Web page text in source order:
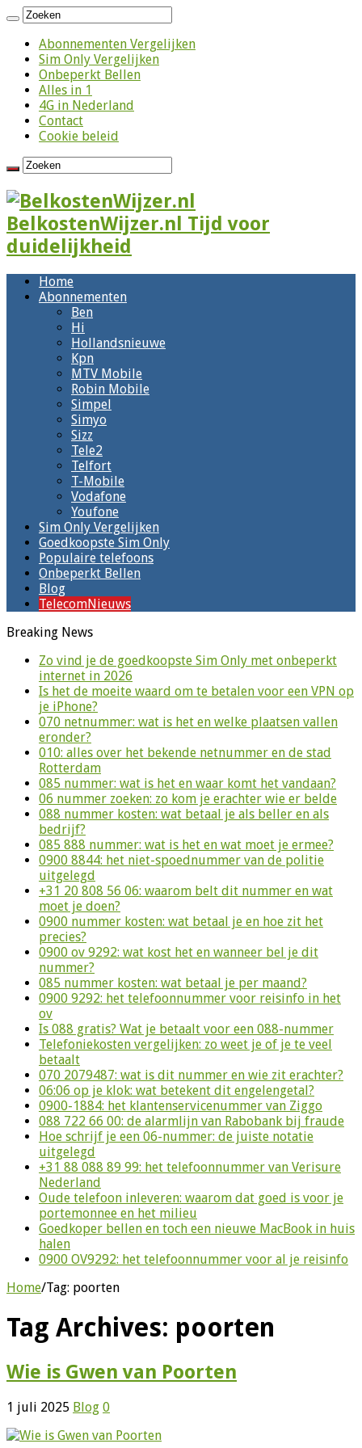
Abonnementen Vergelijken
Sim Only Vergelijken
Onbeperkt Bellen
Alles in 1
4G in Nederland
Contact
Cookie beleid
BelkostenWijzer.nl Tijd voor
duidelijkheid
Home
Abonnementen
Ben
Hi
Hollandsnieuwe
Kpn
MTV Mobile
Robin Mobile
Simpel
Simyo
Sizz
Tele2
Telfort
T-Mobile
Vodafone
Youfone
Sim Only Vergelijken
Goedkoopste Sim Only
Populaire telefoons
Onbeperkt Bellen
Blog
TelecomNieuws
Breaking News
Zo vind je de goedkoopste Sim Only met onbeperkt
internet in 2026
Is het de moeite waard om te betalen voor een VPN op
je iPhone?
070 netnummer: wat is het en welke plaatsen vallen
eronder?
010: alles over het bekende netnummer en de stad
Rotterdam
085 nummer: wat is het en waar komt het vandaan?
06 nummer zoeken: zo kom je erachter wie er belde
088 nummer kosten: wat betaal je als beller en als
bedrijf?
085 888 nummer: wat is het en wat moet je ermee?
0900 8844: het niet-spoednummer van de politie
uitgelegd
+31 20 808 56 06: waarom belt dit nummer en wat
moet je doen?
0900 nummer kosten: wat betaal je en hoe zit het
precies?
0900 ov 9292: wat kost het en wanneer bel je dit
nummer?
085 nummer kosten: wat betaal je per maand?
0900 9292: het telefoonnummer voor reisinfo in het
ov
Is 088 gratis? Wat je betaalt voor een 088-nummer
Telefoniekosten vergelijken: zo weet je of je te veel
betaalt
070 2079487: wat is dit nummer en wie zit erachter?
06:06 op je klok: wat betekent dit engelengetal?
0900-1884: het klantenservicenummer van Ziggo
088 722 66 00: de alarmlijn van Rabobank bij fraude
Hoe schrijf je een 06-nummer: de juiste notatie
uitgelegd
+31 88 088 89 99: het telefoonnummer van Verisure
Nederland
Oude telefoon inleveren: waarom dat goed is voor je
portemonnee en het milieu
Goedkoper bellen en toch een nieuwe MacBook in huis
halen
0900 OV9292: het telefoonnummer voor al je reisinfo
Home/Tag: poorten
Tag Archives: poorten
Wie is Gwen van Poorten
1 juli 2025 Blog 0